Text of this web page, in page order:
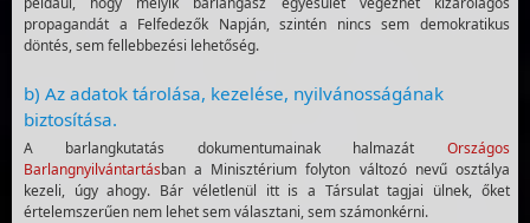
propagandát a Felfedezők Napján, szintén nincs sem demokratikus
döntés, sem fellebbezési lehetőség.
b) Az adatok tárolása, kezelése, nyilvánosságának
biztosítása.
A barlangkutatás dokumentumainak halmazát Országos
Barlangnyilvántartásban a Minisztérium folyton változó nevű osztálya
kezeli, úgy ahogy. Bár véletlenül itt is a Társulat tagjai ülnek, őket
értelemszerűen nem lehet sem választani, sem számonkérni.